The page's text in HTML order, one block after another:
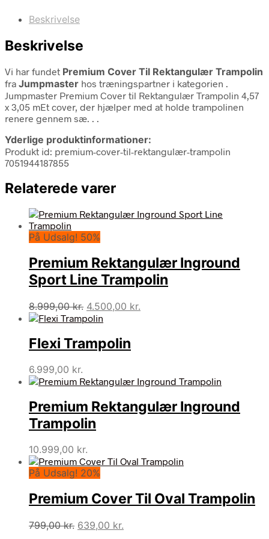
Beskrivelse
Beskrivelse
Vi har fundet Premium Cover Til Rektangulær Trampolin
fra Jumpmaster hos træningspartner i kategorien .
Jumpmaster Premium Cover til Rektangulær Trampolin 4,57
x 3,05 mEt cover, der hjælper med at holde trampolinen
renere gennem sæ. . .
Yderlige produktinformationer:
Produkt id: premium-cover-til-rektangulær-trampolin
7051944187855
Relaterede varer
På Udsalg! 50%
Premium Rektangulær Inground
Sport Line Trampolin
8.999,00kr. Den
oprindelige
var:
8.999,00 kr..
4.500,00 kr.
Flexi Trampolin
6.999,00 kr.
Premium Rektangulær Inground
Trampolin
10.999,00 kr.
På Udsalg! 20%
Premium Cover Til Oval Trampolin
799,00kr. Den
639,00 kr.